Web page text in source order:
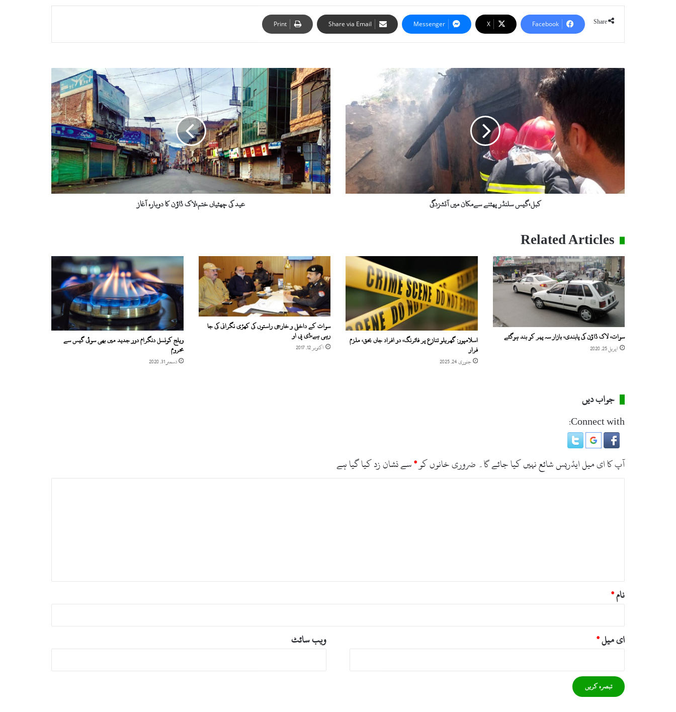
Share
Facebook
X
Messenger
Share via Email
Print
کبل،گیس
سلنڈر
میں
کبل،گیس سلنڈر پھٹنے سےمکان میں آتشزدگی
عید
کی
چھٹیاں
ختم،لاک
ڈاؤن
کا
دوبارہ
آغاز
عید کی چھٹیاں ختم،لاک ڈاؤن کا دوبارہ آغاز
Related Articles
سوات، لاک ڈاؤن کی پابندی، بازار سہ پہر کو بند ہوگئے
اپریل 25, 2020
اسلامپور: گھریلو تنازع پر فائرنگ، دو افراد جاں بحق، ملزم
فرار
جنوری 24, 2025
سوات کے داخلی و خارجی راستوں کی کھڑی نگرانی کی جا
رہی ہے،ڈی پی او
اکتوبر 12, 2017
ویلج کونسل دنگرام دور جدید میں بھی سوئی گیس سے
محروم
دسمبر 31, 2020
جواب دیں
Connect with:
آپ کا ای میل ایڈریس شائع نہیں کیا جائے گا۔ ضروری خانوں کو*سے نشان زد کیا گیا ہے
نام*
ای میل* ویب‌ سائٹ